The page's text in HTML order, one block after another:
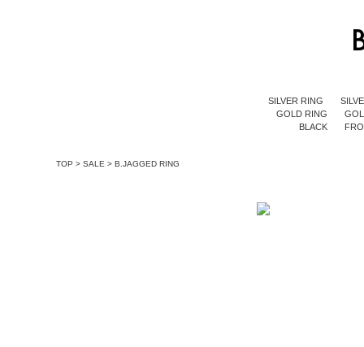
SILVER RING
GOLD RING
BLACK
TOP > SALE > B.JAGGED RING